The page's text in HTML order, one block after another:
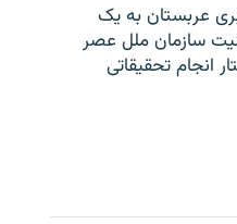
عربستان به یک
سازمان ملل عصر
انجام تحقیقاتی